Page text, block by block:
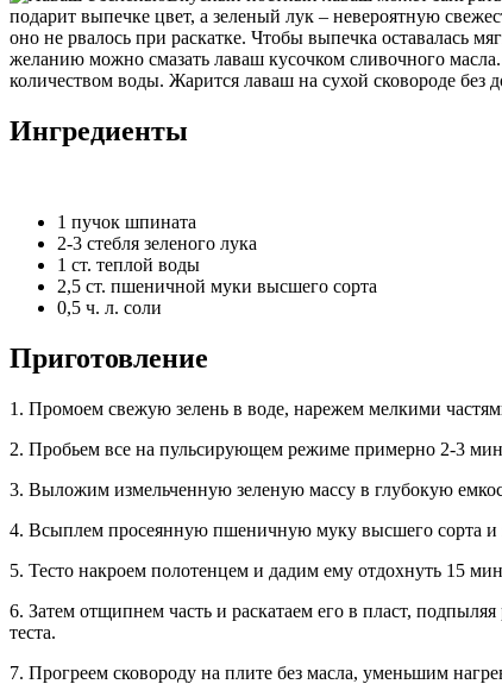
подарит выпечке цвет, а зеленый лук – невероятную
оно не рвалось при раскатке. Чтобы выпечка оставалась
желанию можно смазать лаваш кусочком сливочного
количеством воды. Жарится лаваш на сухой сковороде без
Ингредиенты
1 пучок шпината
2-3 стебля зеленого лука
1 ст. теплой воды
2,5 ст. пшеничной муки высшего сорта
0,5 ч. л. соли
Приготовление
1. Промоем свежую зелень в воде, нарежем мелкими
2. Пробьем все на пульсирующем режиме примерно 2-3
3. Выложим измельченную зеленую массу в глубокую
4. Всыплем просеянную пшеничную муку высшего сорта и
5. Тесто накроем полотенцем и дадим ему отдохнуть 15
6. Затем отщипнем часть и раскатаем его в пласт,
теста.
7. Прогреем сковороду на плите без масла, уменьшим